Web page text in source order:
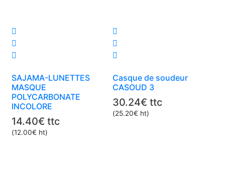
SAJAMA-LUNETTES
MASQUE
POLYCARBONATE
INCOLORE
14.40€ ttc
(12.00€ ht)
Casque de soudeur
CASOUD 3
30.24€ ttc
(25.20€ ht)